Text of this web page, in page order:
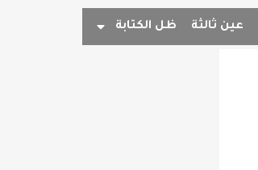
عين ثالثة ظل الكتابة